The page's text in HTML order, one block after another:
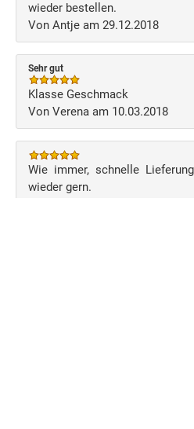
wieder bestellen.
Von Antje am 29.12.2018
Sehr gut
Klasse Geschmack
Von Verena am 10.03.2018
Wie immer, schnelle
wieder gern.